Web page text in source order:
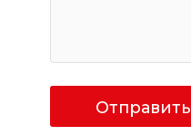
Отправить